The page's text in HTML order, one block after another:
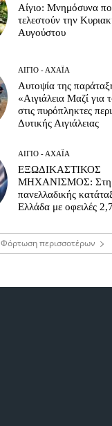
Αίγιο: Μνημόσυνα
τελεστούν την
Αυγούστου
ΑΊΓΙΟ - ΑΧΑΪ́Α
Αυτοψία της
«Αιγιάλεια Μαζί για
στις πυρόπληκτες
Δυτικής Αιγιάλειας
ΑΊΓΙΟ - ΑΧΑΪ́Α
ΕΞΩΔΙΚΑΣΤΙΚΟΣ
ΜΗΧΑΝΙΣΜΟΣ: Στη
πανελλαδικής
Ελλάδα με οφειλές
Φόρτωση περισσοτέρων